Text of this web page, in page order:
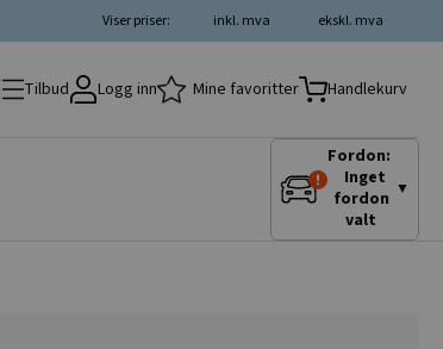
ekskl. mva
inkl. mva
Viser priser:
Tilbud Logg inn Mine favoritter Handlekurv
Fordon:
Inget
fordon
valt
▼